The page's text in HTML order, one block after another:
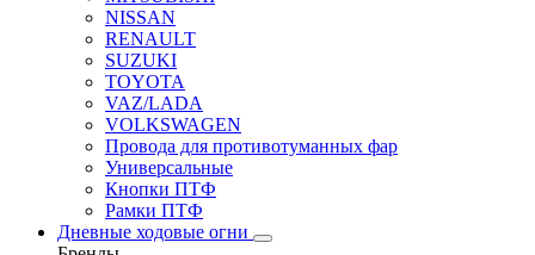
NISSAN
RENAULT
SUZUKI
TOYOTA
VAZ/LADA
VOLKSWAGEN
Провода для противотуманных фар
Универсальные
Кнопки ПТФ
Рамки ПТФ
Дневные ходовые огни